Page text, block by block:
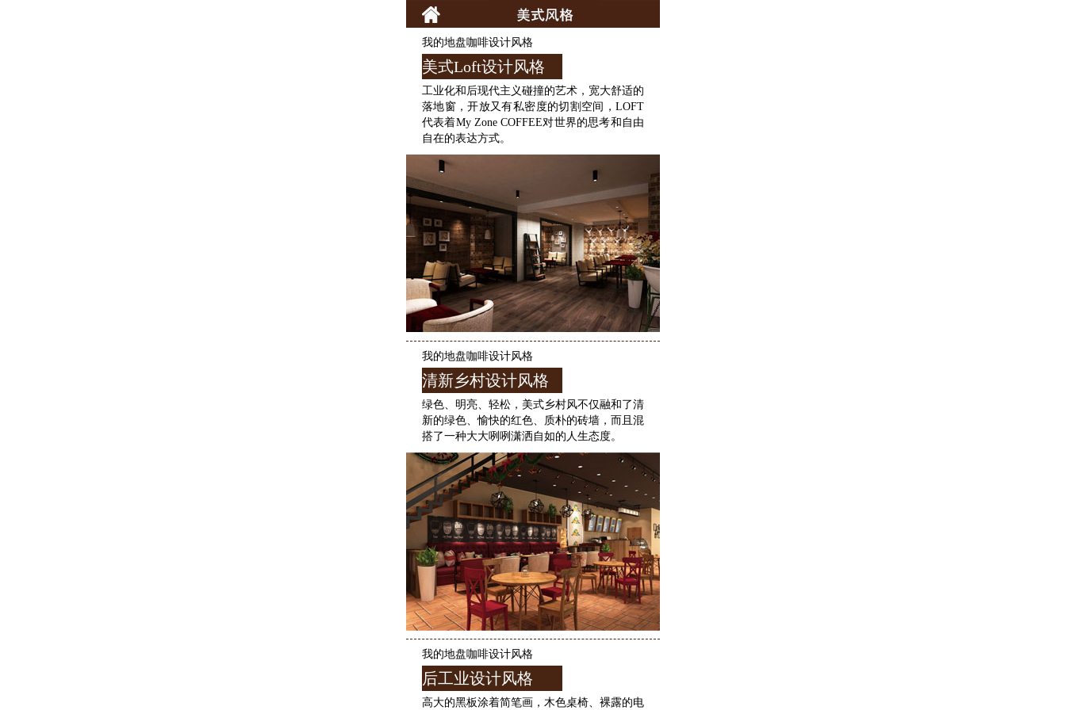
我的地盘咖啡设计风格
美式Loft设计风格
工业化和后现代主义碰撞的艺术，宽大舒适的
落地窗，开放又有私密度的切割空间，LOFT
代表着My Zone COFFEE对世界的思考和自由
自在的表达方式。
我的地盘咖啡设计风格
清新乡村设计风格
绿色、明亮、轻松，美式乡村风不仅融和了清
新的绿色、愉快的红色、质朴的砖墙，而且混
搭了一种大大咧咧潇洒自如的人生态度。
我的地盘咖啡设计风格
后工业设计风格
高大的黑板涂着简笔画，木色桌椅、裸露的电